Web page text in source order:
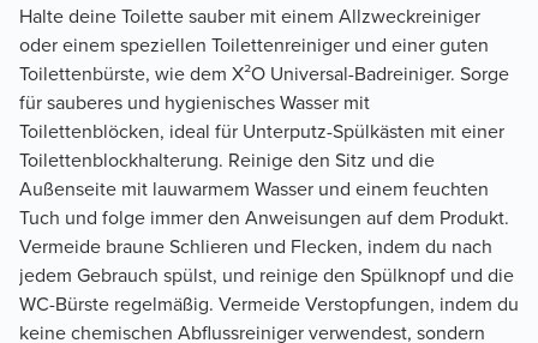
Halte deine Toilette sauber mit einem Allzweckreiniger
oder einem speziellen Toilettenreiniger und einer guten
Toilettenbürste, wie dem X²O Universal-Badreiniger. Sorge
für sauberes und hygienisches Wasser mit
Toilettenblöcken, ideal für Unterputz-Spülkästen mit einer
Toilettenblockhalterung. Reinige den Sitz und die
Außenseite mit lauwarmem Wasser und einem feuchten
Tuch und folge immer den Anweisungen auf dem Produkt.
Vermeide braune Schlieren und Flecken, indem du nach
jedem Gebrauch spülst, und reinige den Spülknopf und die
WC-Bürste regelmäßig. Vermeide Verstopfungen, indem du
keine chemischen Abflussreiniger verwendest, sondern